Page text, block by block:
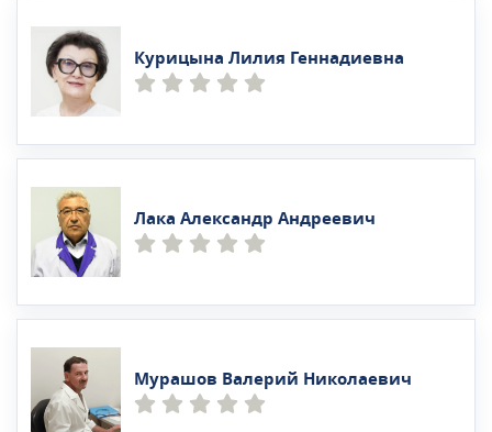
Курицына Лилия Геннадиевна
Лака Александр Андреевич
Мурашов Валерий Николаевич